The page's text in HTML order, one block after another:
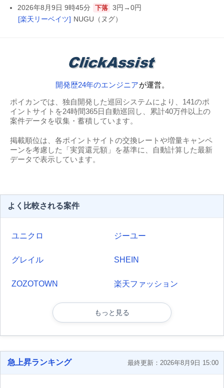
2026年8月9日 9時45分 下落 3円→0円
[楽天リーベイツ] NUGU（ヌグ）
開発歴24年のエンジニアが運営。
ポイカンでは、独自開発した巡回システムにより、141のポ
イントサイトを24時間365日自動巡回し、累計40万件以上の
案件データを収集・蓄積しています。
掲載順位は、各ポイントサイトの交換レートや増量キャンペ
ーンを考慮した「実質還元額」を基準に、自動計算した最新
データで表示しています。
よく比較される案件
ユニクロ ジーユー
グレイル SHEIN
ZOZOTOWN 楽天ファッション
もっと見る
急上昇ランキング 最終更新：2026年8月9日 15:00